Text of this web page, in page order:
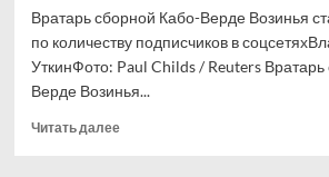
Вратарь сборной Кабо-Верде Возинья
по количеству подписчиков в
УткинФото: Paul Childs / Reuters
Верде Возинья...
Читать далееПрочитать